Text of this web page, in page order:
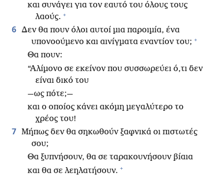
και συνάγει για τον εαυτό του όλους τους
λαούς. +
6 Δεν θα πουν όλοι αυτοί μια παροιμία, ένα
υπονοούμενο και αινίγματα εναντίον του; +
Θα πουν:
“Αλίμονο σε εκείνον που συσσωρεύει ό,τι δεν
είναι δικό του
—ως πότε;—
και ο οποίος κάνει ακόμη μεγαλύτερο το
χρέος του!
7 Μήπως δεν θα σηκωθούν ξαφνικά οι πιστωτές
σου;
Θα ξυπνήσουν, θα σε ταρακουνήσουν βίαια
και θα σε λεηλατήσουν. +